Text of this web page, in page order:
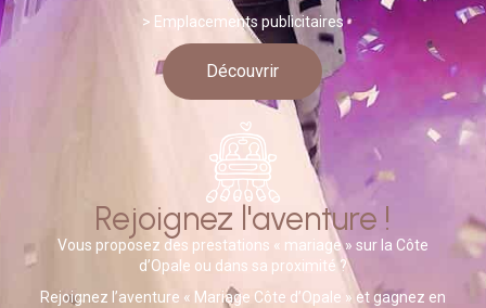
> Emplacements publicitaires
Découvrir
Rejoignez l'aventure !
Vous proposez des prestations « mariage » sur la Côte
d’Opale ou dans sa proximité ?
Rejoignez l’aventure « Mariage Côte d’Opale » et gagnez en